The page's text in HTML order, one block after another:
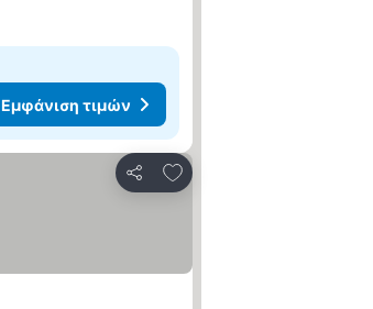
Εμφάνιση τιμών
Κοινοποίηση
Προσθήκη στα αγαπημένα